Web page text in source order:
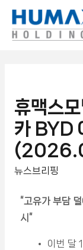
휴맥스
카 BYD
뉴스브리핑
“고유가 부담
시”
이번 달